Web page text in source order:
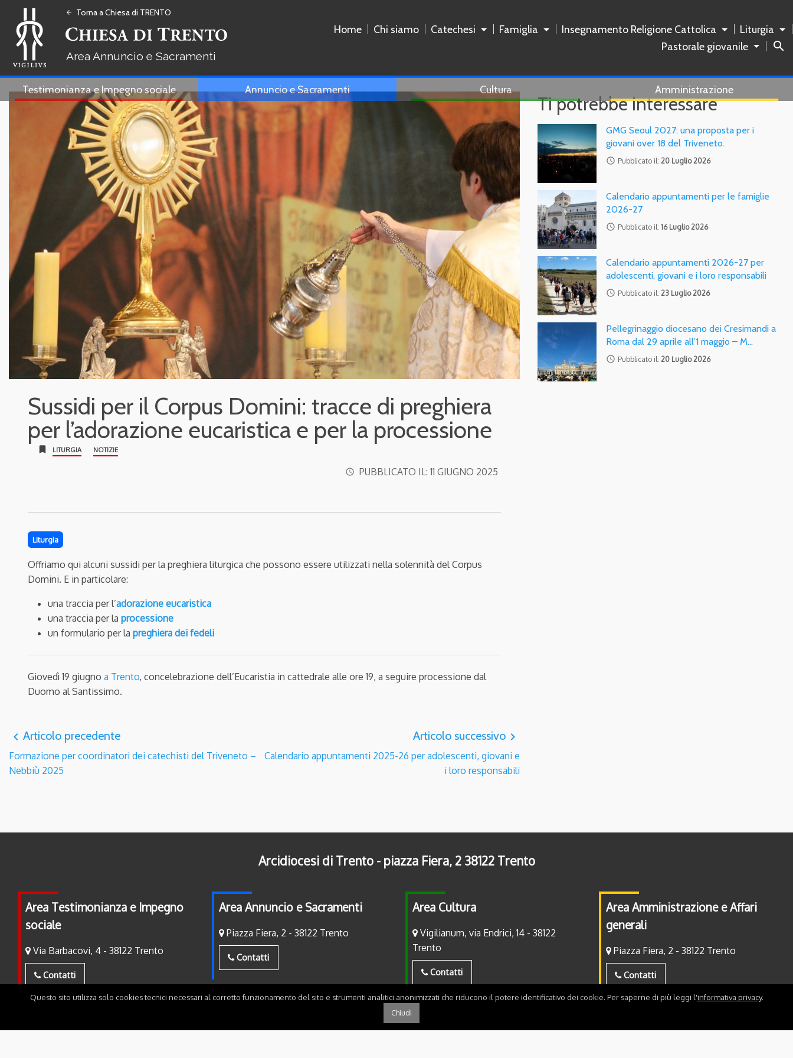
arrow_back Torna a Chiesa di TRENTO
Annuncio e Sacramenti
Home Chi siamo Catechesi Famiglia Insegnamento Religione Cattolica
Liturgia
Pastorale giovanile
search
Testimonianza e Impegno sociale Annuncio e Sacramenti Cultura Amministrazione
Sussidi per il Corpus Domini: tracce di preghiera
per l’adorazione eucaristica e per la processione
bookmark LITURGIA NOTIZIE
access_time PUBBLICATO IL:11 GIUGNO 2025
Liturgia
Offriamo qui alcuni sussidi per la preghiera liturgica che possono essere utilizzati nella solennità del Corpus
Domini. E in particolare:
una traccia per l’adorazione eucaristica
una traccia per la processione
un formulario per la preghiera dei fedeli
Giovedì 19 giugno a Trento, concelebrazione dell’Eucaristia in cattedrale alle ore 19, a seguire processione dal
Duomo al Santissimo.
navigate_before Articolo precedente
Formazione per coordinatori dei catechisti del Triveneto –
Nebbiù 2025
Articolo successivo navigate_next
Calendario appuntamenti 2025-26 per adolescenti, giovani e
i loro responsabili
Ti potrebbe interessare
GMG Seoul 2027: una proposta per i
giovani over 18 del Triveneto.
access_time Pubblicato il: 20 Luglio 2026
Calendario appuntamenti per le famiglie
2026-27
access_time Pubblicato il:16 Luglio 2026
Calendario appuntamenti 2026-27 per
adolescenti, giovani e i loro responsabili
access_time Pubblicato il: 23 Luglio 2026
Pellegrinaggio diocesano dei Cresimandi a
Roma dal 29 aprile all’1 maggio – M…
access_time Pubblicato il: 20 Luglio 2026
Arcidiocesi di Trento - piazza Fiera, 2 38122 Trento
Area Testimonianza e Impegno
sociale
Via Barbacovi, 4 - 38122 Trento
Contatti
Area Annuncio e Sacramenti
Piazza Fiera, 2 - 38122 Trento
Contatti
Area Cultura
Vigilianum, via Endrici, 14 - 38122
Trento
Contatti
Area Amministrazione e Affari
generali
Piazza Fiera, 2 - 38122 Trento
Contatti
Questo sito utilizza solo cookies tecnici necessari al corretto funzionamento del sito e strumenti analitici anonimizzati che riducono il potere identificativo dei cookie. Per saperne di più leggi l'informativa privacy.
Chiudi